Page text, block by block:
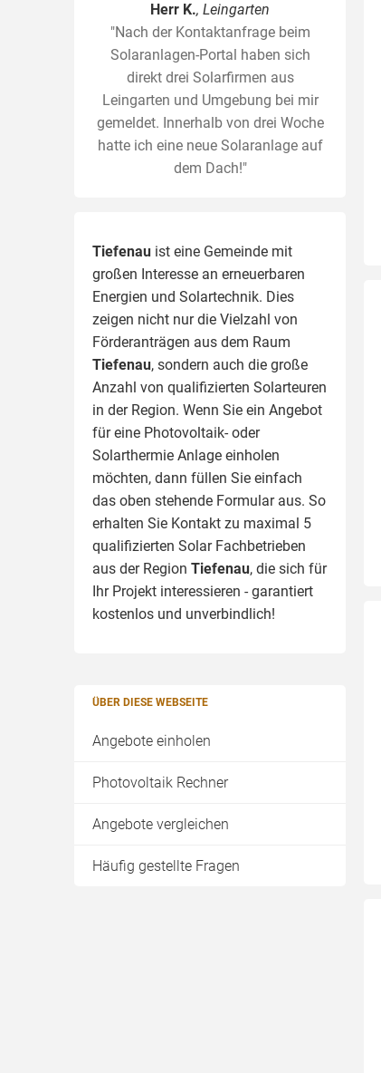
Herr K., Leingarten
"Nach der Kontaktanfrage beim
Solaranlagen-Portal haben sich
direkt drei Solarfirmen aus
Leingarten und Umgebung bei mir
gemeldet. Innerhalb von drei Woche
hatte ich eine neue Solaranlage auf
dem Dach!"
Tiefenau ist eine Gemeinde mit
großen Interesse an erneuerbaren
Energien und Solartechnik. Dies
zeigen nicht nur die Vielzahl von
Förderanträgen aus dem Raum
Tiefenau, sondern auch die große
Anzahl von qualifizierten Solarteuren
in der Region. Wenn Sie ein Angebot
für eine Photovoltaik- oder
Solarthermie Anlage einholen
möchten, dann füllen Sie einfach
das oben stehende Formular aus. So
erhalten Sie Kontakt zu maximal 5
qualifizierten Solar Fachbetrieben
aus der Region Tiefenau, die sich für
Ihr Projekt interessieren - garantiert
kostenlos und unverbindlich!
ÜBER DIESE WEBSEITE
Angebote einholen
Photovoltaik Rechner
Angebote vergleichen
Häufig gestellte Fragen